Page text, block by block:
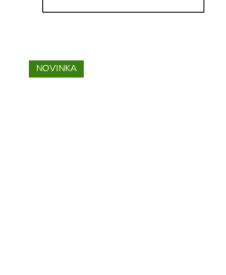
NOVINKA